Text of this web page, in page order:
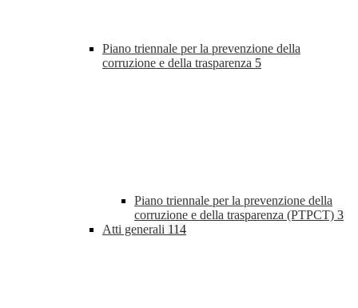
Piano triennale per la prevenzione della
corruzione e della trasparenza 5
Piano triennale per la prevenzione della
corruzione e della trasparenza (PTPCT) 3
Atti generali 114